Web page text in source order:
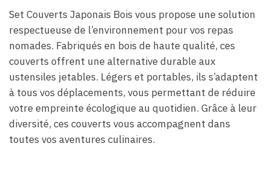
Set Couverts Japonais Bois vous propose une solution
respectueuse de l’environnement pour vos repas
nomades. Fabriqués en bois de haute qualité, ces
couverts offrent une alternative durable aux
ustensiles jetables. Légers et portables, ils s’adaptent
à tous vos déplacements, vous permettant de réduire
votre empreinte écologique au quotidien. Grâce à leur
diversité, ces couverts vous accompagnent dans
toutes vos aventures culinaires.